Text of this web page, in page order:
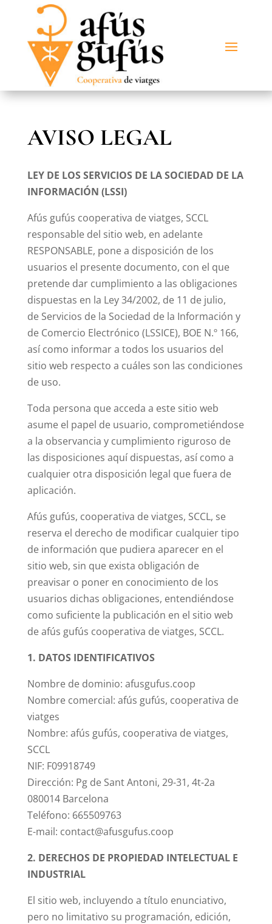
AVISO LEGAL
LEY DE LOS SERVICIOS DE LA SOCIEDAD DE LA
INFORMACIÓN (LSSI)
Afús gufús cooperativa de viatges, SCCL
responsable del sitio web, en adelante
RESPONSABLE, pone a disposición de los
usuarios el presente documento, con el que
pretende dar cumplimiento a las obligaciones
dispuestas en la Ley 34/2002, de 11 de julio,
de Servicios de la Sociedad de la Información y
de Comercio Electrónico (LSSICE), BOE N.º 166,
así como informar a todos los usuarios del
sitio web respecto a cuáles son las condiciones
de uso.
Toda persona que acceda a este sitio web
asume el papel de usuario, comprometiéndose
a la observancia y cumplimiento riguroso de
las disposiciones aquí dispuestas, así como a
cualquier otra disposición legal que fuera de
aplicación.
Afús gufús, cooperativa de viatges, SCCL, se
reserva el derecho de modificar cualquier tipo
de información que pudiera aparecer en el
sitio web, sin que exista obligación de
preavisar o poner en conocimiento de los
usuarios dichas obligaciones, entendiéndose
como suficiente la publicación en el sitio web
de afús gufús cooperativa de viatges, SCCL.
1. DATOS IDENTIFICATIVOS
Nombre de dominio: afusgufus.coop
Nombre comercial: afús gufús, cooperativa de
viatges
Nombre: afús gufús, cooperativa de viatges,
SCCL
NIF: F09918749
Dirección: Pg de Sant Antoni, 29-31, 4t-2a
080014 Barcelona
Teléfono: 665509763
E-mail: contact@afusgufus.coop
2. DERECHOS DE PROPIEDAD INTELECTUAL E
INDUSTRIAL
El sitio web, incluyendo a título enunciativo,
pero no limitativo su programación, edición,